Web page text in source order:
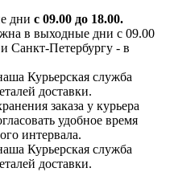
дни с 09.00 до 18.00.
в выходные дни с 09.00
Санкт-Петербургу - в
Курьерская служба
доставки.
заказа у курьера
удобное время
интервала.
Курьерская служба
доставки.